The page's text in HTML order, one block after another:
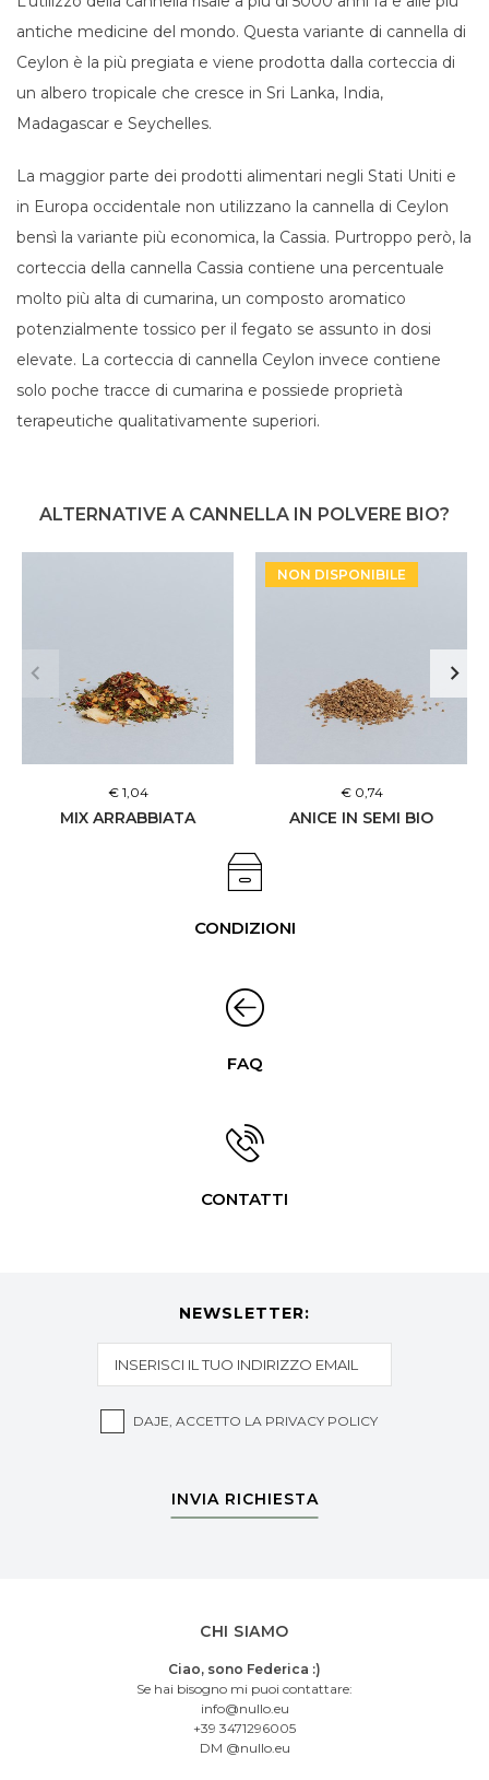
antiche medicine del mondo. Questa variante di cannella di
Ceylon è la più pregiata e viene prodotta dalla corteccia di
un albero tropicale che cresce in Sri Lanka, India,
Madagascar e Seychelles.
La maggior parte dei prodotti alimentari negli Stati Uniti e
in Europa occidentale non utilizzano la cannella di Ceylon
bensì la variante più economica, la Cassia. Purtroppo però, la
corteccia della cannella Cassia contiene una percentuale
molto più alta di cumarina, un composto aromatico
potenzialmente tossico per il fegato se assunto in dosi
elevate. La corteccia di cannella Ceylon invece contiene
solo poche tracce di cumarina e possiede proprietà
terapeutiche qualitativamente superiori.
ALTERNATIVE A CANNELLA IN POLVERE BIO?
MIX ARRABBIATA
€ 1,04
NON DISPONIBILE
ANICE IN SEMI BIO
€ 0,74
CONDIZIONI
FAQ
CONTATTI
NEWSLETTER:
DAJE, ACCETTO LA PRIVACY POLICY
INVIA RICHIESTA
CHI SIAMO
Ciao, sono Federica :)
Se hai bisogno mi puoi contattare:
info@nullo.eu
+39 3471296005
DM @nullo.eu